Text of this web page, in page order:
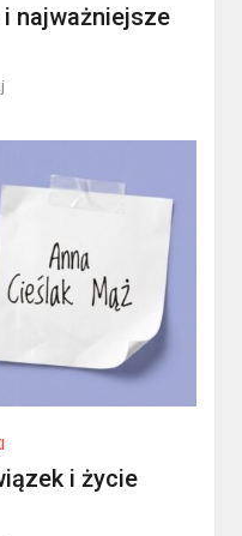
najważniejsze
i życie